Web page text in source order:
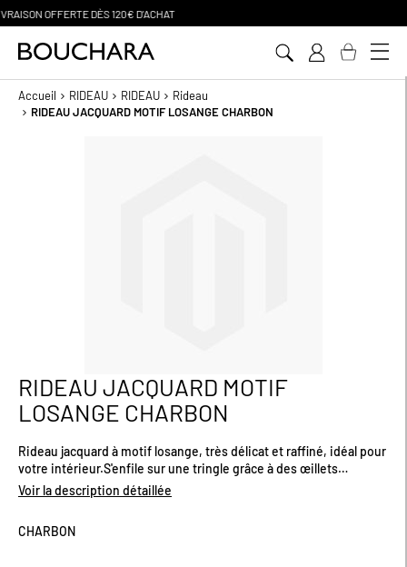
PAIEMENT EN 3 SANS FRAIS
Accueil RIDEAU RIDEAU
Rideau
RIDEAU JACQUARD MOTIF LOSANGE CHARBON
Passer
au
début
la
Galerie
d’images
RIDEAU JACQUARD MOTIF
LOSANGE CHARBON
Rideau jacquard à motif losange, très délicat et raffiné, idéal pour
votre intérieur.S'enfile sur une tringle grâce à des œillets
argentés.Existe plusieurs coloris.Dimensions (cm) : H260 x L140
Voir la description détaillée
CHARBON